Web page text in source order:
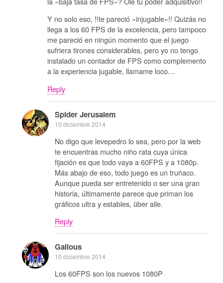
Y no solo eso, !!te pareció «injugable»!! Quizás no
llega a los 60 FPS de la excelencia, pero tampoco
me pareció en ningún momento que el juego
sufriera tirones considerables, pero yo no tengo
instalado un contador de FPS como complemento
a la experiencia jugable, llamame loco…
Reply
Spider Jerusalem
10 diciembre 2014
No digo que levepedro lo sea, pero por la web
te encuentras mucho niño rata cuya única
fijación es que todo vaya a 60FPS y a 1080p.
Más abajo de eso, todo juego es un truñaco.
Aunque pueda ser entretenido o ser una gran
historia, últimamente parece que priman los
gráficos ultra y estables, über alle.
Reply
Galious
10 diciembre 2014
Los 60FPS son los nuevos 1080P